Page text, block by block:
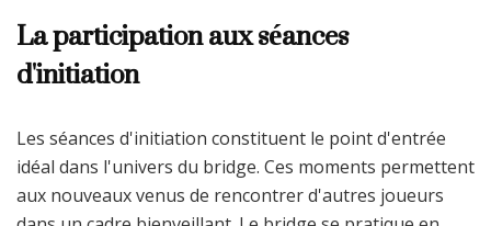
La participation aux séances
d'initiation
Les séances d'initiation constituent le point d'entrée
idéal dans l'univers du bridge. Ces moments permettent
aux nouveaux venus de rencontrer d'autres joueurs